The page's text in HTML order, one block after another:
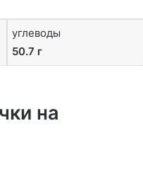
углеводы
50.7 г
на